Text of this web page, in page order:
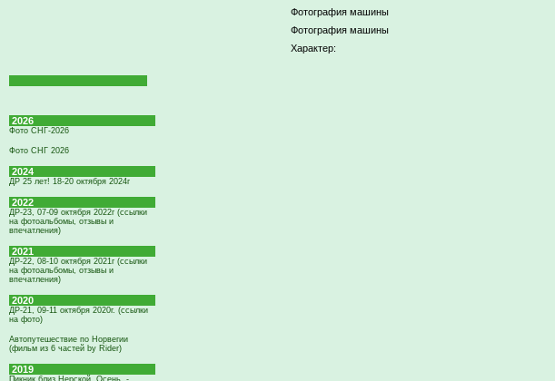
2026
Фото СНГ-2026
Фото СНГ 2026
2024
ДР 25 лет! 18-20 октября 2024г
2022
ДР-23, 07-09 октября 2022г (ссылки
на фотоальбомы, отзывы и
впечатления)
2021
ДР-22, 08-10 октября 2021г (ссылки
на фотоальбомы, отзывы и
впечатления)
2020
ДР-21, 09-11 октября 2020г. (ссылки
на фото)
Автопутешествие по Норвегии
(фильм из 6 частей by Rider)
2019
Пикник близ Нерской. Осень. -
Фотография машины
Фотография машины
Характер: